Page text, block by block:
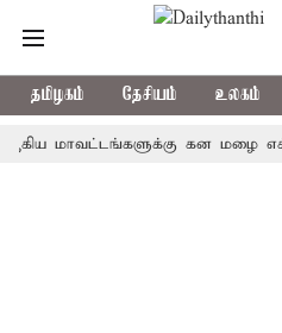
தமிழகம் தேசியம் உலகம்
கன மழை